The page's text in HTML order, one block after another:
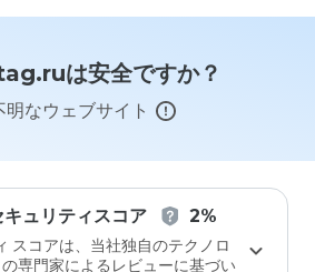
は安全ですか？
明なウェブサイト
ュリティスコア 2%
スコアは、当社独自のテクノロ
専門家によるレビューに基づい